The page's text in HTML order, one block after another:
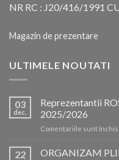
NR RC : J20/416/1991
Magazin de prezentare
ULTIMELE NOUTATI
03
dec.
Reprezentantii
2025/2026
Comentariile sunt
22
ORGANIZAM